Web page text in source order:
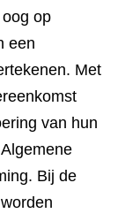
op
een
Met
van hun
Bij de